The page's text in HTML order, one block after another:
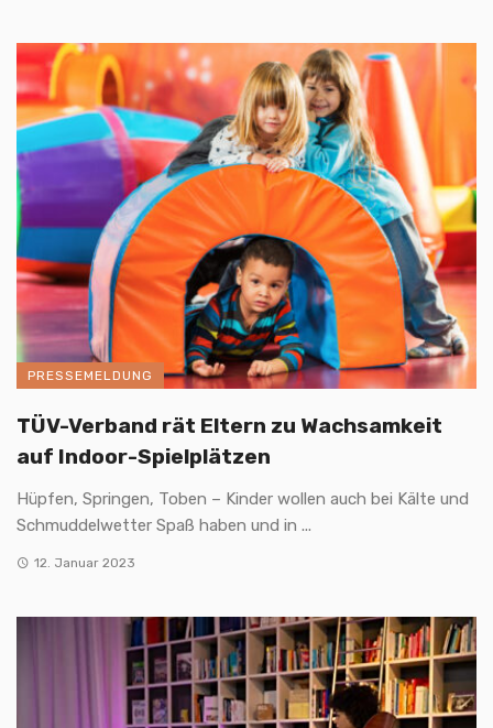
PRESSEMELDUNG
TÜV-Verband rät Eltern zu Wachsamkeit
auf Indoor-Spielplätzen
Hüpfen, Springen, Toben – Kinder wollen auch bei Kälte und
Schmuddelwetter Spaß haben und in ...
12. Januar 2023